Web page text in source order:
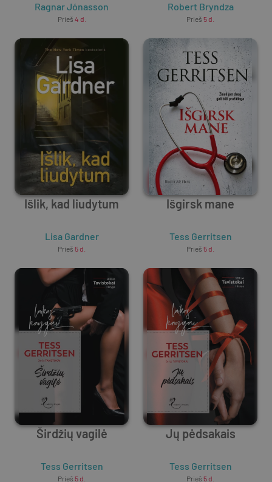
Ragnar Jónasson
Prieš 4 d.
Robert Bryndza
Prieš 5 d.
Išlik, kad liudytum
Lisa Gardner
Prieš 5 d.
Išgirsk mane
Tess Gerritsen
Prieš 5 d.
Širdžių vagilė
Tess Gerritsen
Prieš 5 d.
Jų pėdsakais
Tess Gerritsen
Prieš 5 d.